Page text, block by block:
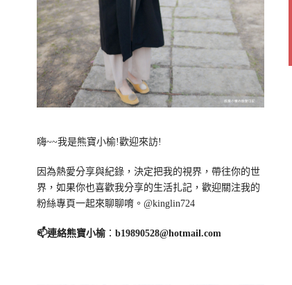
嗨~~我是熊寶小榆!歡迎來訪!
因為熱愛分享與紀錄，決定把我的視界，帶往你的世
界，如果你也喜歡我分享的生活扎記，歡迎關注我的
粉絲專頁一起來聊聊唷。@kinglin724
📫連絡熊寶小榆： b19890528@hotmail.com